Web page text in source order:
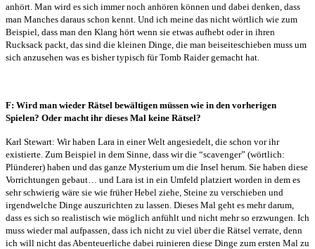
anhört. Man wird es sich immer noch anhören können und dabei denken, dass
man Manches daraus schon kennt. Und ich meine das nicht wörtlich wie zum
Beispiel, dass man den Klang hört wenn sie etwas aufhebt oder in ihren
Rucksack packt, das sind die kleinen Dinge, die man beiseiteschieben muss um
sich anzusehen was es bisher typisch für Tomb Raider gemacht hat.
F: Wird man wieder Rätsel bewältigen müssen wie in den vorherigen
Spielen? Oder macht ihr dieses Mal keine Rätsel?
Karl Stewart: Wir haben Lara in einer Welt angesiedelt, die schon vor ihr
existierte. Zum Beispiel in dem Sinne, dass wir die “scavenger” (wörtlich:
Plünderer) haben und das ganze Mysterium um die Insel herum. Sie haben diese
Vorrichtungen gebaut… und Lara ist in ein Umfeld platziert worden in dem es
sehr schwierig wäre sie wie früher Hebel ziehe, Steine zu verschieben und
irgendwelche Dinge auszurichten zu lassen. Dieses Mal geht es mehr darum,
dass es sich so realistisch wie möglich anfühlt und nicht mehr so erzwungen. Ich
muss wieder mal aufpassen, dass ich nicht zu viel über die Rätsel verrate, denn
ich will nicht das Abenteuerliche dabei ruinieren diese Dinge zum ersten Mal zu